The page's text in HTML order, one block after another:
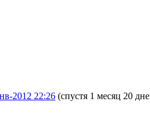
2012 22:26 (спустя 1 месяц 20